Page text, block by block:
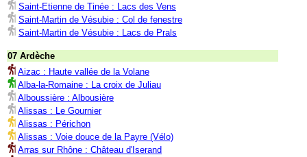
Saint-Etienne de Tinée : Lacs des Vens
Saint-Martin de Vésubie : Col de fenestre
Saint-Martin de Vésubie : Lacs de Prals
07 Ardèche
Aizac : Haute vallée de la Volane
Alba-la-Romaine : La croix de Juliau
Alboussière : Albousière
Alissas : Le Gournier
Alissas : Périchon
Alissas : Voie douce de la Payre (Vélo)
Arras sur Rhône : Château d'Iserand